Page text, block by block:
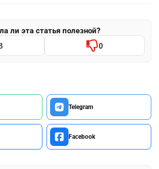
ли эта статья полезной?
0
Telegram
Facebook